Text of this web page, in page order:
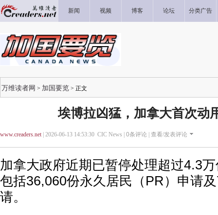
新闻 视频 博客 论坛 分类广告
万维读者网 > 加国要览 > 正文
埃博拉凶猛，加拿大首次动
www.creaders.net| 2026-06-13 14:53:30 CIC News | 0条评论 | 查看/发表评论
加拿大政府近期已暂停处理超过4.3
包括36,060份永久居民（PR）申请
请。